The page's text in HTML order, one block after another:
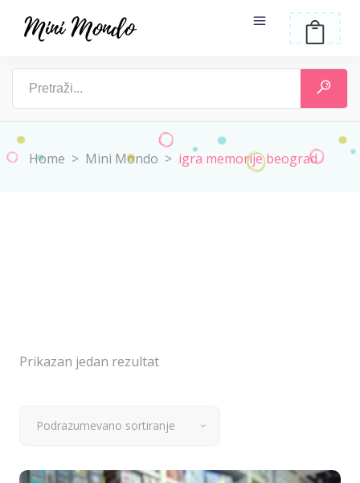
Home > Mini Mondo > igra memorije beograd
Prikazan jedan rezultat
Podrazumevano sortiranje